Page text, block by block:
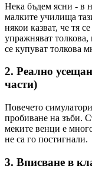
Нека бъдем ясни - в
малките училища
някои казват, че тя
упражняват
се купуват толкова
2. Реално
части)
Повечето
пробиване на зъби.
меките венци е
не са го постигнали.
3. Вписване в